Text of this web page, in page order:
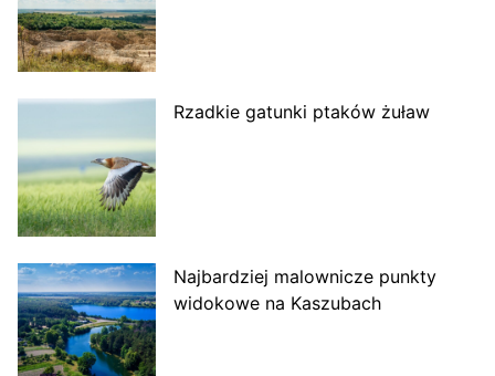
Rzadkie gatunki ptaków żuław
Najbardziej malownicze punkty
widokowe na Kaszubach